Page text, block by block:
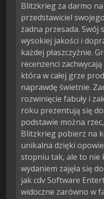
Blitzkrieg za darmo
przedstawiciel
żadna przesada. Swój
wysokiej jakości i
każdej płaszczyźnie.
recenzenci
która w całej grze
naprawdę świetnie.
rozwinięcie fabuły i
roku prezentują się
podstawie można
Blitzkrieg pobierz na
unikalna dzięki
stopniu tak, ale to nie
wydaniem zajęła się
jak cdv Software
widoczne zarówno w